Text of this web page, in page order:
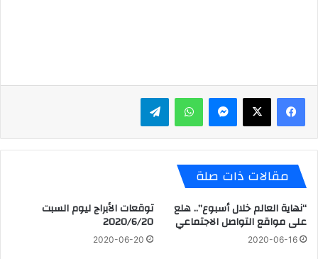
ماسنجر واتساب تيلقرام
مقالات ذات صلة
“نهاية العالم خلال أسبوع”.. هلع
على مواقع التواصل الاجتماعي
2020-06-16
توقعات الأبراج ليوم السبت
2020/6/20
2020-06-20